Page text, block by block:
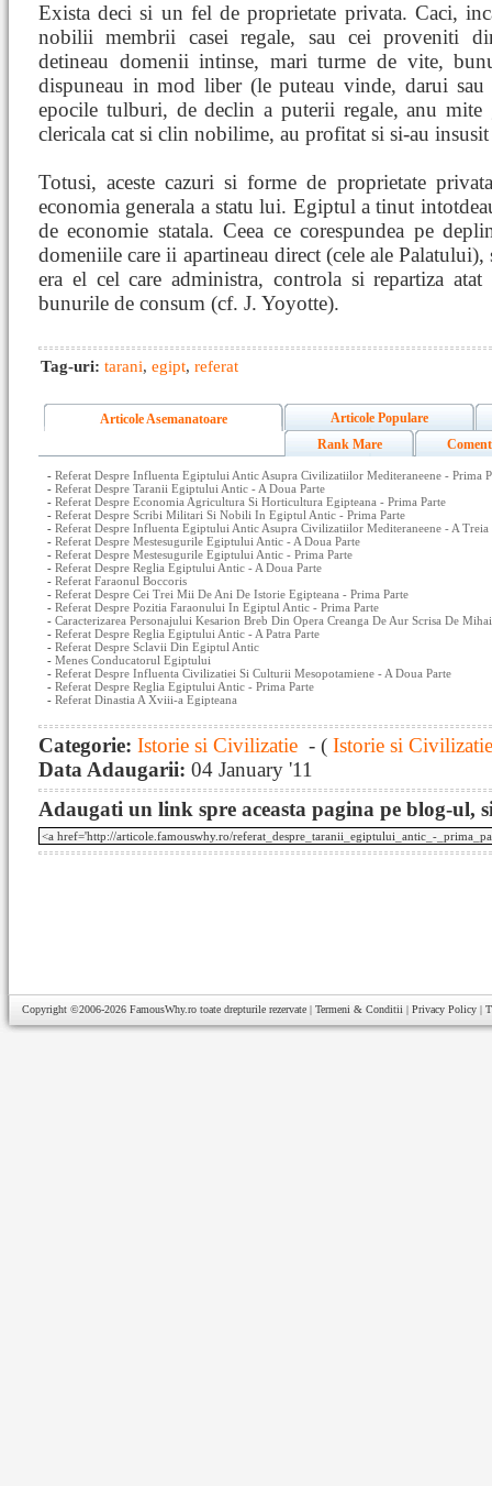
Exista deci si un fel de proprietate privata. Caci,
nobilii membrii casei regale, sau cei proveniti
detineau domenii intinse, mari turme de vite,
dispuneau in mod liber (le puteau vinde, darui
epocile tulburi, de declin a puterii regale, anu
clericala cat si clin nobilime, au profitat si si-au
Totusi, aceste cazuri si forme de proprietate
economia generala a statu lui. Egiptul a tinut
de economie statala. Ceea ce corespundea pe
domeniile care ii apartineau direct (cele ale
era el cel care administra, controla si repartiza
bunurile de consum (cf. J. Yoyotte).
Tag-uri: tarani, egipt, referat
Articole Asemanatoare
Articole Populare
Rank Mare
- Referat Despre Influenta Egiptului Antic Asupra Civilizatiilor Mediteraneene - Prima
- Referat Despre Taranii Egiptului Antic - A Doua Parte
- Referat Despre Economia Agricultura Si Horticultura Egipteana - Prima Parte
- Referat Despre Scribi Militari Si Nobili In Egiptul Antic - Prima Parte
- Referat Despre Influenta Egiptului Antic Asupra Civilizatiilor Mediteraneene - A Treia
- Referat Despre Mestesugurile Egiptului Antic - A Doua Parte
- Referat Despre Mestesugurile Egiptului Antic - Prima Parte
- Referat Despre Reglia Egiptului Antic - A Doua Parte
- Referat Faraonul Boccoris
- Referat Despre Cei Trei Mii De Ani De Istorie Egipteana - Prima Parte
- Referat Despre Pozitia Faraonului In Egiptul Antic - Prima Parte
- Caracterizarea Personajului Kesarion Breb Din Opera Creanga De Aur Scrisa De
- Referat Despre Reglia Egiptului Antic - A Patra Parte
- Referat Despre Sclavii Din Egiptul Antic
- Menes Conducatorul Egiptului
- Referat Despre Influenta Civilizatiei Si Culturii Mesopotamiene - A Doua Parte
- Referat Despre Reglia Egiptului Antic - Prima Parte
- Referat Dinastia A Xviii-a Egipteana
Categorie: Istorie si Civilizatie - ( Istorie si
Data Adaugarii: 04 January '11
Adaugati un link spre aceasta pagina pe blog-ul,
Copyright ©2006-2026 FamousWhy.ro toate drepturile rezervate | Termeni & Conditii | Privacy Policy |